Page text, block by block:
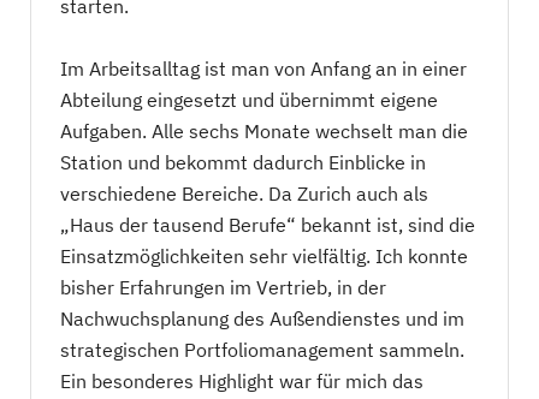
starten.
Im Arbeitsalltag ist man von Anfang an in einer
Abteilung eingesetzt und übernimmt eigene
Aufgaben. Alle sechs Monate wechselt man die
Station und bekommt dadurch Einblicke in
verschiedene Bereiche. Da Zurich auch als
„Haus der tausend Berufe“ bekannt ist, sind die
Einsatzmöglichkeiten sehr vielfältig. Ich konnte
bisher Erfahrungen im Vertrieb, in der
Nachwuchsplanung des Außendienstes und im
strategischen Portfoliomanagement sammeln.
Ein besonderes Highlight war für mich das